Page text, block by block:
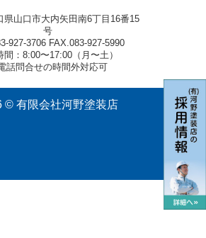
県山口市大内矢田南6丁目16番15
号
927-3706 FAX.083-927-5990
間：8:00〜17:00（月〜土）
話問合せの時間外対応可
© 有限会社河野塗装店